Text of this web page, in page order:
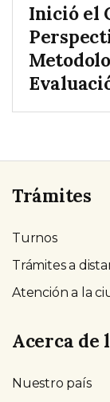
Inició el
Trámites
Turnos
Trámites a
Atención a la
Acerca de
Nuestro país